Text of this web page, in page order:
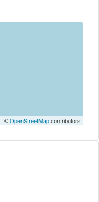
| ©OpenStreetMapcontributors